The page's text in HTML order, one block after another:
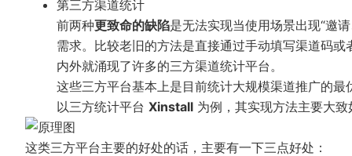
第三方渠道统计
前两种更致命的缺陷是无法实现当使用场景出现“邀
需求。比较老旧的方法是直接通过手动填写渠道码
内外就涌现了许多的三方渠道统计平台。
这些三方平台基本上是目前统计大规模渠道推广的
以三方统计平台 Xinstall 为例，其实现方法主要大致
这类三方平台主要的好处的话，主要有一下三点好处：